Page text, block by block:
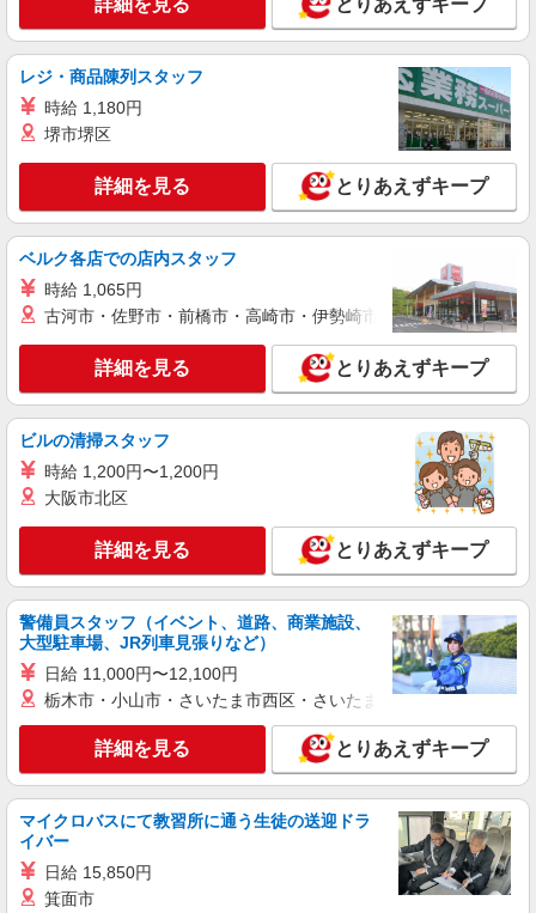
詳細を見る とりあえずキープ
レジ・商品陳列スタッフ
時給 1,180円
堺市堺区
詳細を見る とりあえずキープ
ベルク各店での店内スタッフ
時給 1,065円
古河市・佐野市・前橋市・高崎市・伊勢崎市・太田市・館林市
詳細を見る とりあえずキープ
ビルの清掃スタッフ
時給 1,200円〜1,200円
大阪市北区
詳細を見る とりあえずキープ
警備員スタッフ（イベント、道路、商業施設、
大型駐車場、JR列車見張りなど）
日給 11,000円〜12,100円
栃木市・小山市・さいたま市西区・さいたま市岩槻区・久喜市・
詳細を見る とりあえずキープ
マイクロバスにて教習所に通う生徒の送迎ドラ
イバー
日給 15,850円
箕面市